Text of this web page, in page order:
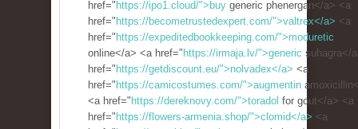
href=" https://ipo1.cloud/">buy generic phenergan</a> <a
href=" https://becometrustedexpert.com/">valtrex</a> <a
href=" https://expeditedbookkeeping.com/">moduretic
online</a> <a href=" https://irmaja.lv/">generic suhagra</
href=" https://getdiscount.eu/">nolvadex</a> <a
href=" https://camicostumes.com/">augmentin
<a href=" https://dereknovy.com/">toradol for gout</a> <a
href=" https://flowers-armenia.shop/">clomid</a> <a